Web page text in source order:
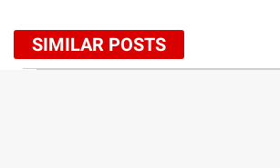
SIMILAR POSTS